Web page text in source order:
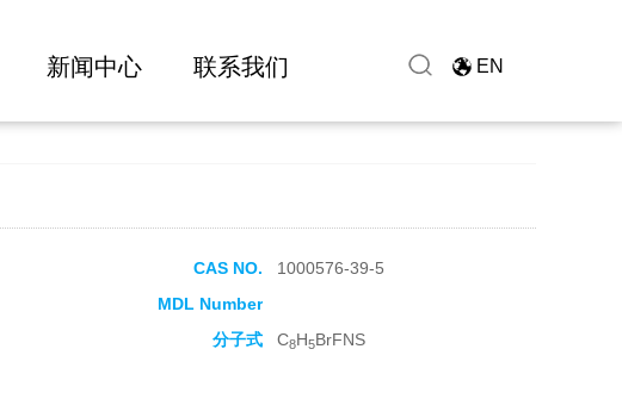
新闻中心 联系我们 EN
CAS NO.
1000576-39-5
MDL Number
分子式 C8H5BrFNS